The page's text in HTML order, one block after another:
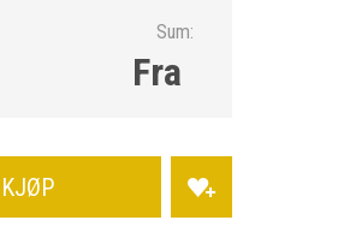
Sum:
Fra
KJØP